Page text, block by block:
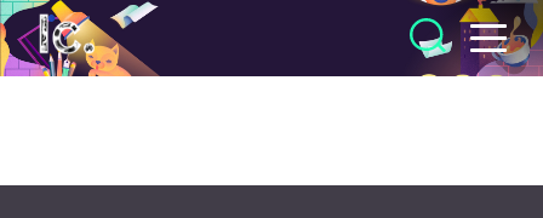
Illustratörcentrum